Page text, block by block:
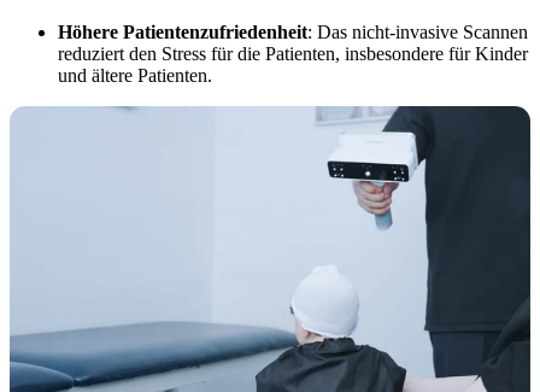
Höhere Patientenzufriedenheit: Das nicht-invasive Scannen
reduziert den Stress für die Patienten, insbesondere für Kinder
und ältere Patienten.